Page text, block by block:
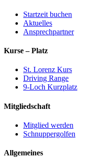
Startzeit buchen
Aktuelles
Ansprechpartner
Kurse – Platz
St. Lorenz Kurs
Driving Range
9-Loch Kurzplatz
Mitgliedschaft
Mitglied werden
Schnuppergolfen
Allgemeines